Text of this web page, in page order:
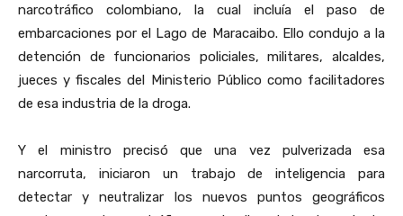
narcotráfico colombiano, la cual incluía el paso de
embarcaciones por el Lago de Maracaibo. Ello condujo a la
detención de funcionarios policiales, militares, alcaldes,
jueces y fiscales del Ministerio Público como facilitadores
de esa industria de la droga.
Y el ministro precisó que una vez pulverizada esa
narcorruta, iniciaron un trabajo de inteligencia para
detectar y neutralizar los nuevos puntos geográficos